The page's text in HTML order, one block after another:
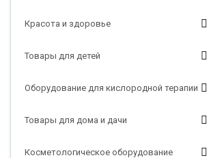
Красота и здоровье
Товары для детей
Оборудование для кислородной терапии
Товары для дома и дачи
Косметологическое оборудование